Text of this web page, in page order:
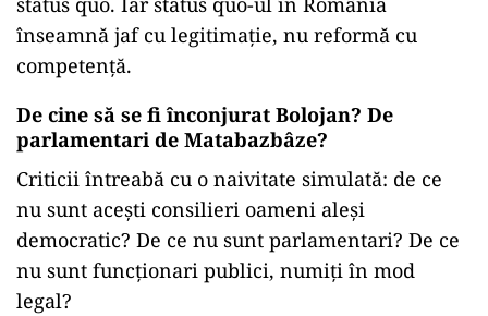
înseamnă jaf cu legitimație, nu reformă cu
competență.
De cine să se fi înconjurat Bolojan? De
parlamentari de Matabazbâze?
Criticii întreabă cu o naivitate simulată: de ce
nu sunt acești consilieri oameni aleși
democratic? De ce nu sunt parlamentari? De ce
nu sunt funcționari publici, numiți în mod
legal?